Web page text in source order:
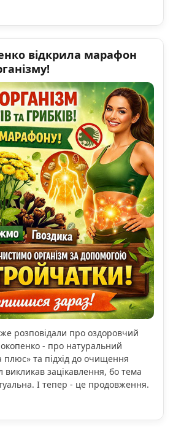
відкрила марафон
розповідали про оздоровчий
- про натуральний
плюс» та підхід до очищення
викликав зацікавлення, бо тема
І тепер - це продовження.